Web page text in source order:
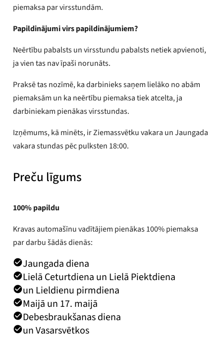
piemaksa par virsstundām.
Papildinājumi virs papildinājumiem?
Neērtību pabalsts un virsstundu pabalsts netiek apvienoti,
ja vien tas nav īpaši norunāts.
Praksē tas nozīmē, ka darbinieks saņem lielāko no abām
piemaksām un ka neērtību piemaksa tiek atcelta, ja
darbiniekam pienākas virsstundas.
Izņēmums, kā minēts, ir Ziemassvētku vakara un Jaungada
vakara stundas pēc pulksten 18:00.
Preču līgums
100% papildu
Kravas automašīnu vadītājiem pienākas 100% piemaksa
par darbu šādās dienās:
Jaungada diena
Lielā Ceturtdiena un Lielā Piektdiena
un Lieldienu pirmdiena
Maijā un 17. maijā
Debesbraukšanas diena
un Vasarsvētkos